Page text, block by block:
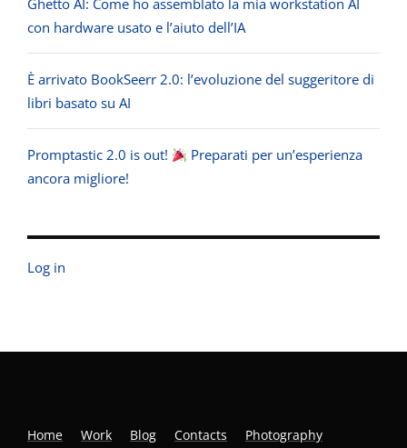
Ghetto AI: Come ho assemblato la mia workstation AI
con hardware usato e l’aiuto dell’IA
È arrivato BookSeerr 2.0: l’evoluzione del suggeritore di
libri basato su AI
Promptastic 2.0 is out!
Preparati per un’esperienza
ancora migliore!
Log in
Home Work Blog Contacts Photography